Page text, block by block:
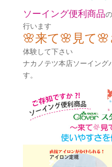
ソーイング便利商品
行います
🌸来て🌸見て
体験して下さい
ナカノテツ本店ソーイング
す。